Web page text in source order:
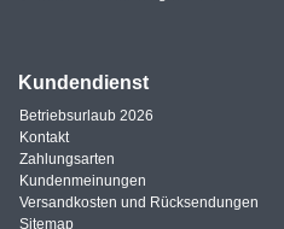
Kundendienst
Betriebsurlaub 2026
Kontakt
Zahlungsarten
Kundenmeinungen
Versandkosten und Rücksendungen
Sitemap